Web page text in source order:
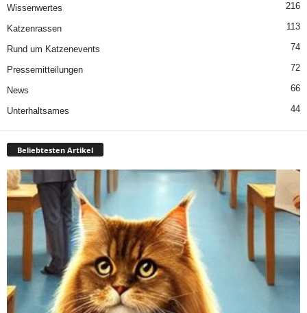
Wissenwertes 216
Katzenrassen 113
Rund um Katzenevents 74
Pressemitteilungen 72
News 66
Unterhaltsames 44
Beliebtesten Artikel